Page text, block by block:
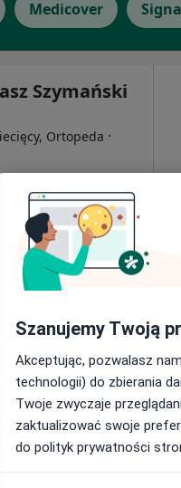
Medicover
Szymański
Ortopeda ·
opinie
Opaczewska 43 lok. 125 (wejście obok sklepu Żabka), Warszawa • Mapa
od 350 zł
Łukasz Pulik
Ortopeda,
Więcej
opinie
Szanujemy Twoją
Akceptując, pozwalasz
technologii) do zbierania
Twoje zwyczaje
zaktualizować swoje
do polityk prywatności